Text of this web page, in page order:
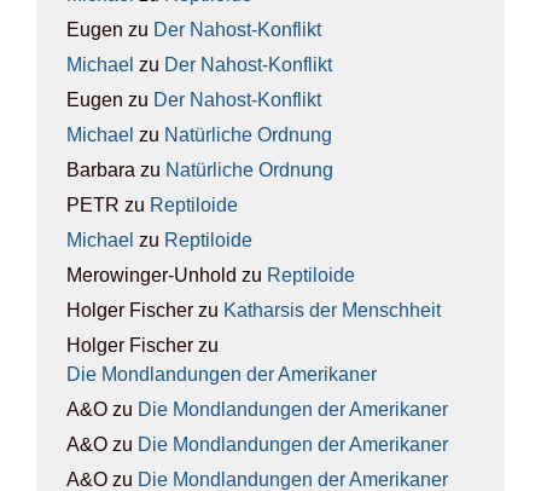
Eugen zu Der Nah­ost-Kon­flikt
Michael zu Der Nah­ost-Kon­flikt
Eugen zu Der Nah­ost-Kon­flikt
Michael zu Natür­li­che Ord­nung
Barbara zu Natür­li­che Ord­nung
PETR zu Rep­ti­lo­ide
Michael zu Rep­ti­lo­ide
Merowinger-Unhold zu Rep­ti­lo­ide
Holger Fischer zu Kathar­sis der Mensch­heit
Holger Fischer zu
Die Mond­lan­dun­gen der Ame­ri­ka­ner
A&O zu Die Mond­lan­dun­gen der Ame­ri­ka­ner
A&O zu Die Mond­lan­dun­gen der Ame­ri­ka­ner
A&O zu Die Mond­lan­dun­gen der Ame­ri­ka­ner